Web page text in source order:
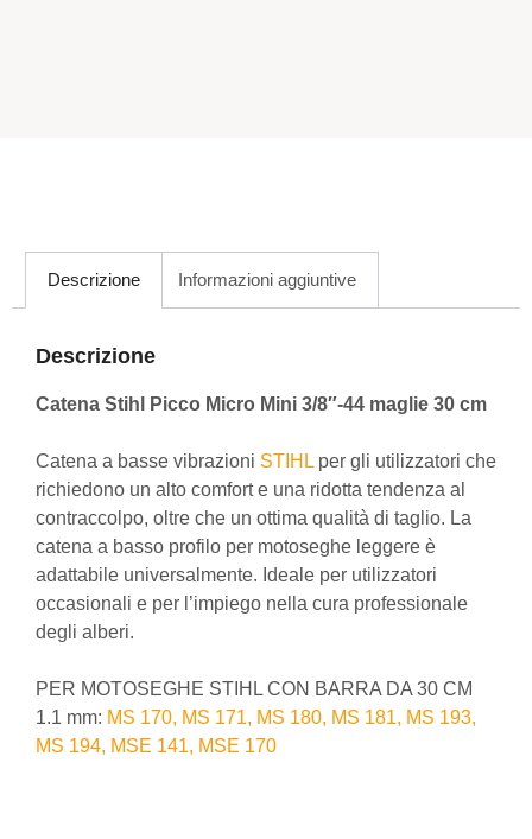
Descrizione Informazioni aggiuntive
Descrizione
Catena Stihl Picco Micro Mini 3/8″-44 maglie 30 cm
Catena a basse vibrazioni STIHL per gli utilizzatori che
richiedono un alto comfort e una ridotta tendenza al
contraccolpo, oltre che un ottima qualità di taglio. La
catena a basso profilo per motoseghe leggere è
adattabile universalmente. Ideale per utilizzatori
occasionali e per l’impiego nella cura professionale
degli alberi.
PER MOTOSEGHE STIHL CON BARRA DA 30 CM
1.1 mm: MS 170, MS 171, MS 180, MS 181, MS 193,
MS 194, MSE 141, MSE 170